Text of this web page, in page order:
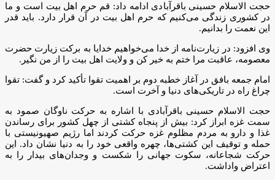
حجت الاسلام حسینی باقرآبادی ادامه داد: قم حرم اهل بیت است و ما
در کشوری زندگی می‌کنیم که حرم اهل بیت در آن قرار دارد. باید قدر
این نعمت را بدانیم.
وی افزود: در زیارت‌نامه از خدا می‌خواهیم خدایا به برکت زیارت حضرت
معصومه، عاقبت مرا ختم به خیر کن و ولایت اهل بیت را از من نگیر.
امام جمعه بافق در آغاز خطبه دوم بر اهمیت تقوا تأکید کرد و گفت: تقوا
چراغ راه در تاریکی‌های دنیا و آخرت است.
حجت الاسلام حسینی باقرآبادی با اشاره به حرکت ناوگان صمود به
سمت غزه ابراز کرد: بیش از پنجاه کشتی از چهل کشور برای رساندن
غذا و دارو به مردم مظلوم غزه حرکت کردند اما رژیم صهیونیستی با
حمله و توقیف این کشتی‌ها، چهره واقعی خود را به دنیا نشان داد. این
حرکت شجاعانه، سکوت جهانی را شکست و وجدان‌های بیدار را به
اعتراض واداشت.